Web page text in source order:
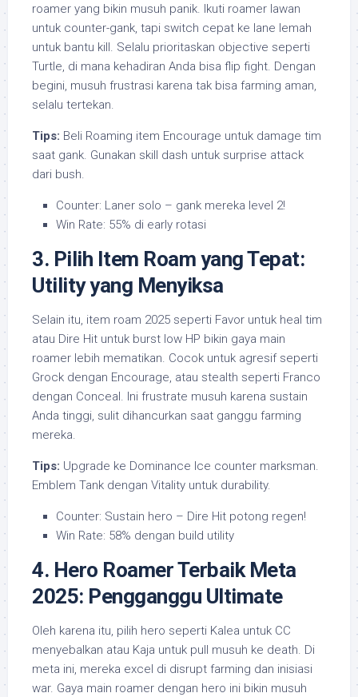
roamer yang bikin musuh panik. Ikuti roamer lawan
untuk counter-gank, tapi switch cepat ke lane lemah
untuk bantu kill. Selalu prioritaskan objective seperti
Turtle, di mana kehadiran Anda bisa flip fight. Dengan
begini, musuh frustrasi karena tak bisa farming aman,
selalu tertekan.
Tips: Beli Roaming item Encourage untuk damage tim
saat gank. Gunakan skill dash untuk surprise attack
dari bush.
Counter: Laner solo – gank mereka level 2!
Win Rate: 55% di early rotasi
3. Pilih Item Roam yang Tepat:
Utility yang Menyiksa
Selain itu, item roam 2025 seperti Favor untuk heal tim
atau Dire Hit untuk burst low HP bikin gaya main
roamer lebih mematikan. Cocok untuk agresif seperti
Grock dengan Encourage, atau stealth seperti Franco
dengan Conceal. Ini frustrate musuh karena sustain
Anda tinggi, sulit dihancurkan saat ganggu farming
mereka.
Tips: Upgrade ke Dominance Ice counter marksman.
Emblem Tank dengan Vitality untuk durability.
Counter: Sustain hero – Dire Hit potong regen!
Win Rate: 58% dengan build utility
4. Hero Roamer Terbaik Meta
2025: Pengganggu Ultimate
Oleh karena itu, pilih hero seperti Kalea untuk CC
menyebalkan atau Kaja untuk pull musuh ke death. Di
meta ini, mereka excel di disrupt farming dan inisiasi
war. Gaya main roamer dengan hero ini bikin musuh